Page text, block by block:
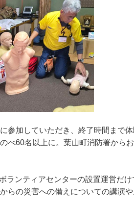
参加していただき、終了時間まで
べ60名以上に。葉山町消防署から
ランティアセンターの設置運営だ
らの災害への備えについての講演